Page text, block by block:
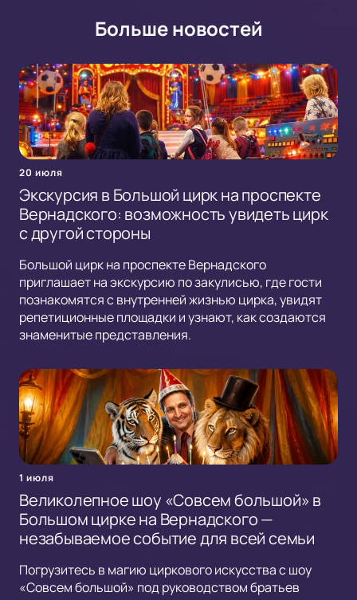
Больше новостей
20 июля
Экскурсия в Большой цирк на проспекте
Вернадского: возможность увидеть цирк
с другой стороны
Большой цирк на проспекте Вернадского
приглашает на экскурсию по закулисью, где гости
познакомятся с внутренней жизнью цирка, увидят
репетиционные площадки и узнают, как создаются
знаменитые представления.
1 июля
Великолепное шоу «Совсем большой» в
Большом цирке на Вернадского —
незабываемое событие для всей семьи
Погрузитесь в магию циркового искусства с шоу
«Совсем большой» под руководством братьев